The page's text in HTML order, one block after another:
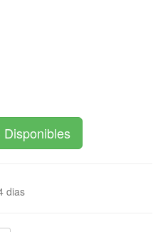
Disponibles
dias